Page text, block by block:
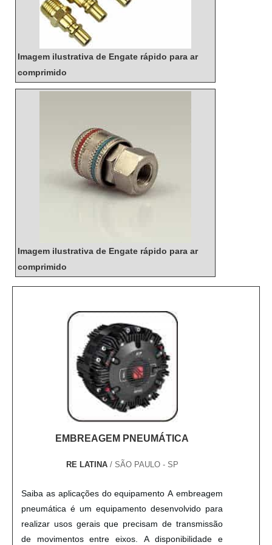
Imagem ilustrativa de Engate rápido para ar
comprimido
Imagem ilustrativa de Engate rápido para ar
comprimido
EMBREAGEM PNEUMÁTICA
RE LATINA/ SÃO PAULO - SP
Saiba as aplicações do equipamento A embreagem
pneumática é um equipamento desenvolvido para
realizar usos gerais que precisam de transmissão
de movimentos entre eixos. A disponibilidade e